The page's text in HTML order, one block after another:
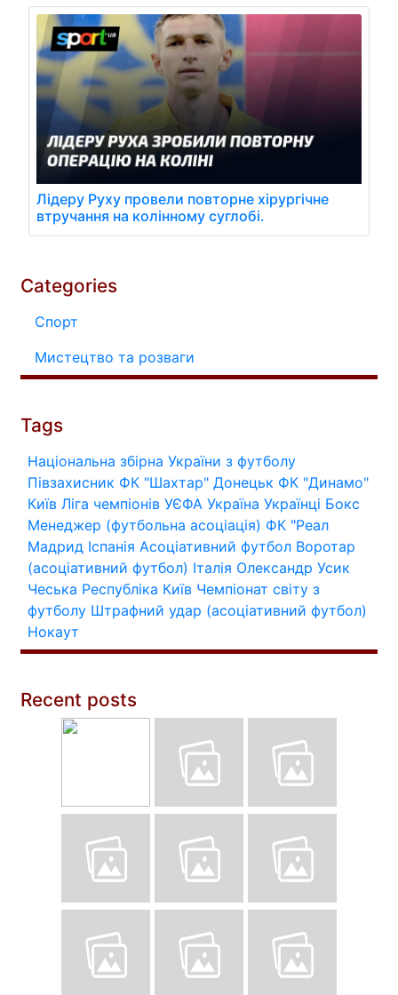
Лідеру Руху провели повторне хірургічне
втручання на колінному суглобі.
Categories
Спорт
Мистецтво та розваги
Tags
Національна збірна України з футболу
Півзахисник ФК "Шахтар" Донецьк ФК "Динамо"
Київ Ліга чемпіонів УЄФА Україна Українці Бокс
Менеджер (футбольна асоціація) ФК "Реал
Мадрид Іспанія Асоціативний футбол Воротар
(асоціативний футбол) Італія Олександр Усик
Чеська Республіка Київ Чемпіонат світу з
футболу Штрафний удар (асоціативний футбол)
Нокаут
Recent posts